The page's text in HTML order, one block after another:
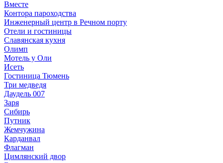
Вместе
Контора пароходства
Инженерный центр в Речном порту
Отели и гостиницы
Славянская кухня
Олимп
Мотель у Оли
Исеть
Гостиница Тюмень
Три медведя
Даудель 007
Заря
Сибирь
Путник
Жемчужина
Карданвал
Флагман
Цимлянский двор